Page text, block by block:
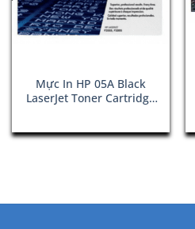
Mực In HP 05A Black
LaserJet Toner Cartridge